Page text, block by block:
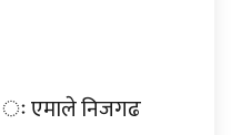
ः एमाले निजगढ